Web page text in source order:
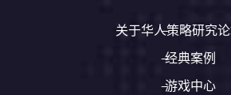
关于华人策略研究
经典案例
游戏中心